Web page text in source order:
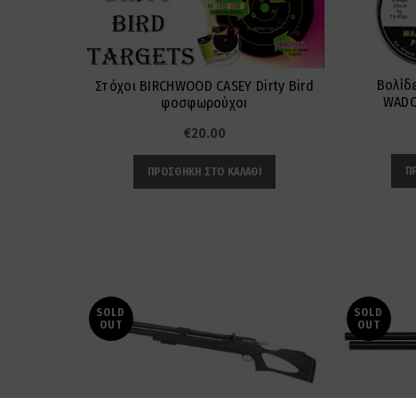
Στόχοι BIRCHWOOD CASEY Dirty Bird
φοσφωρούχοι
€20.00
ΠΡΟΣΘΉΚΗ ΣΤΟ ΚΑΛΆΘΙ
SOLD
OUT
SOLD
OUT